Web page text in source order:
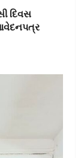
દિવસ